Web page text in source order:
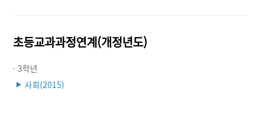
초등교과과정연계(개정년도)
· 3학년
▶ 사회(2015)